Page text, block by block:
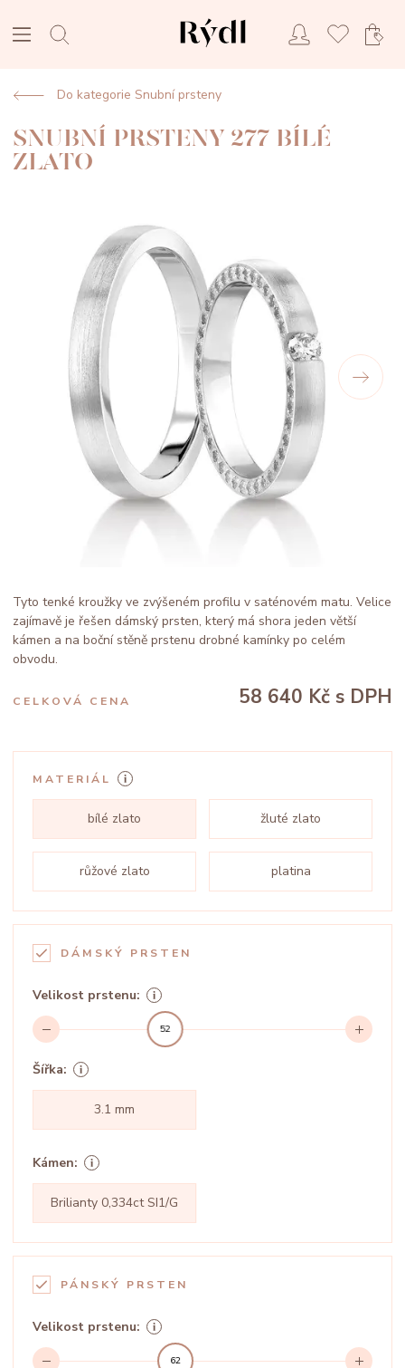
Do kategorie Snubní prsteny
SNUBNÍ PRSTENY 277 BÍLÉ
ZLATO
Tyto tenké kroužky ve zvýšeném profilu v saténovém matu. Velice
zajímavě je řešen dámský prsten, který má shora jeden větší
kámen a na boční stěně prstenu drobné kamínky po celém
obvodu.
CELKOVÁ CENA 58 640 Kč s DPH
MATERIÁL
bílé zlato žluté zlato
růžové zlato platina
DÁMSKÝ PRSTEN
Velikost prstenu:
52
Šířka:
3.1 mm
Kámen:
Brilianty 0,334ct SI1/G
PÁNSKÝ PRSTEN
Velikost prstenu:
62